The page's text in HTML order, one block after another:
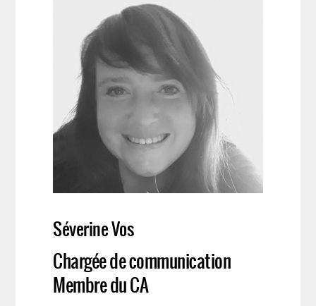
Séverine Vos
Chargée de communication
Membre du CA